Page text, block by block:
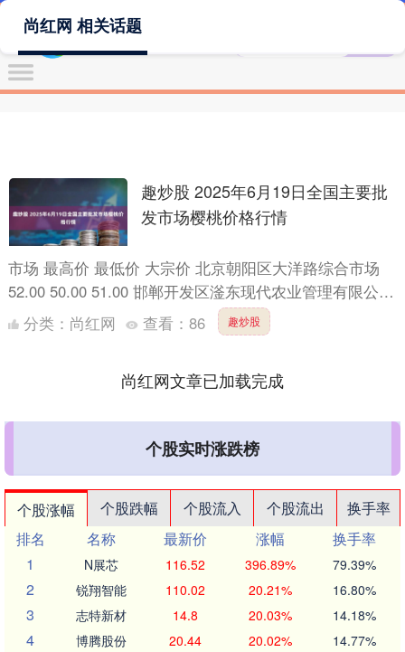
尚红网 相关话题
趣炒股 2025年6月19日全国主要批
发市场樱桃价格行情
市场 最高价 最低价 大宗价 北京朝阳区大洋路综合市场
52.00 50.00 51.00 邯郸开发区滏东现代农业管理有限公司
24.00 10.00 16.0....
分类： 尚红网 查看： 86 趣炒股
尚红网文章已加载完成
个股实时涨跌榜
个股涨幅 个股跌幅 个股流入 个股流出
换手率
排名
名称 最新价 涨幅
换手率
1
N展芯 116.52 396.89% 79.39%
2 锐翔智能 110.02 20.21% 16.80%
3 志特新材 14.8 20.03% 14.18%
4 博腾股份 20.44 20.02% 14.77%